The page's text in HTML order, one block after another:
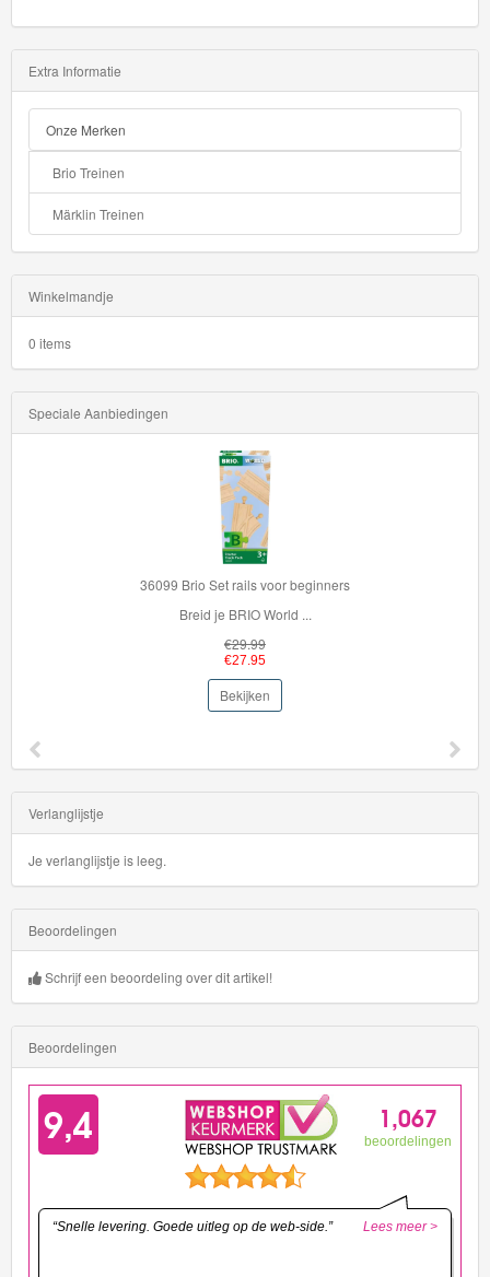
Extra Informatie
Onze Merken
Brio Treinen
Märklin Treinen
Winkelmandje
0 items
Speciale Aanbiedingen
36099 Brio Set rails voor beginners
Breid je BRIO World ...
€29.99
€27.95
Bekijken
Verlanglijstje
Je verlanglijstje is leeg.
Beoordelingen
Schrijf een beoordeling over dit artikel!
Beoordelingen